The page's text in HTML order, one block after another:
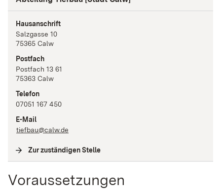
Hausanschrift
Salzgasse 10
75365 Calw
Postfach
Postfach 13 61
75363 Calw
Telefon
07051 167 450
E-Mail
tiefbau@calw.de
Zur zuständigen Stelle
Voraussetzungen